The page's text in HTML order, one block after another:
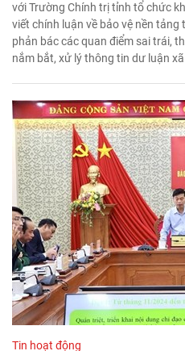
với Trường Chính trị tỉnh tổ chức
viết chính luận về bảo vệ nền
phản bác các quan điểm sai trái,
nắm bắt, xử lý thông tin dư luận
Tin hoạt động